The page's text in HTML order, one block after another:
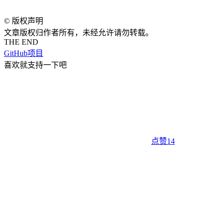
© 版权声明
文章版权归作者所有，未经允许请勿转载。
THE END
GitHub项目
喜欢就支持一下吧
点赞14